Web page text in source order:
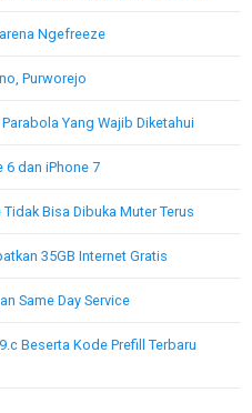
Ngefreeze
Purworejo
Yang Wajib Diketahui
6 dan iPhone 7
Bisa Dibuka Muter Terus
35GB Internet Gratis
Same Day Service
Beserta Kode Prefill Terbaru